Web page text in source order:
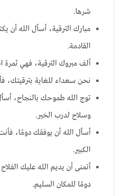
شرها.
مبارك الترقية، أسأل الله أن
القادمة.
ألف مبروك الترقية، فهي ثمرة
نحن سعداء للغاية بترقيتك،
توج الله طموحك بالنجاح،
وسلاح لدرب الخير.
أسأل الله أن يوفقك دومًا،
الكبير.
أتمنى أن يديم الله عليك
دومًا للمكان السليم.